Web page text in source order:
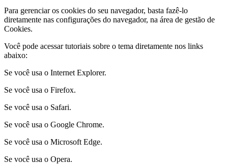
Para gerenciar os cookies do seu navegador, basta fazê-lo
diretamente nas configurações do navegador, na área de gestão de
Cookies.
Você pode acessar tutoriais sobre o tema diretamente nos links
abaixo:
Se você usa o Internet Explorer.
Se você usa o Firefox.
Se você usa o Safari.
Se você usa o Google Chrome.
Se você usa o Microsoft Edge.
Se você usa o Opera.